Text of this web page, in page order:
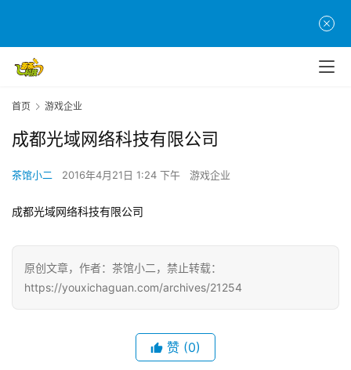
游
茶
创
游
业
手
机
游
首页 游戏企业
成都光域网络科技有限公司
茶馆小二 2016年4月21日 1:24 下午 游戏企业
成都光域网络科技有限公司
原创文章，作者：茶馆小二，禁止转载：
https://youxichaguan.com/archives/21254
赞 (0)